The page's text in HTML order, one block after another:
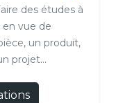
des études à
en vue de
un produit,
projet...